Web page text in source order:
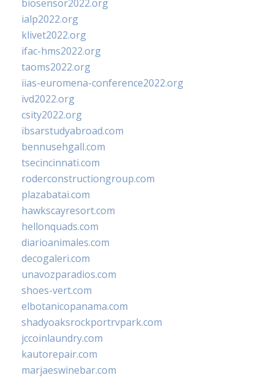
biosensor2022.org
ialp2022.org
klivet2022.org
ifac-hms2022.org
taoms2022.org
iias-euromena-conference2022.org
ivd2022.org
csity2022.org
ibsarstudyabroad.com
bennusehgall.com
tsecincinnati.com
roderconstructiongroup.com
plazabatai.com
hawkscayresort.com
hellonquads.com
diarioanimales.com
decogaleri.com
unavozparadios.com
shoes-vert.com
elbotanicopanama.com
shadyoaksrockportrvpark.com
jccoinlaundry.com
kautorepair.com
marjaeswinebar.com